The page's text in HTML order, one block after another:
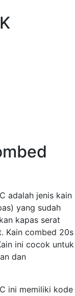
adalah jenis kain
yang sudah
kapas serat
Kain combed 20s
ini cocok untuk
dan
ini memiliki kode